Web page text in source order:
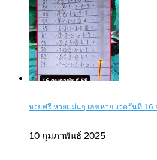
หวยฟรี หวยแม่นๆ เลขหวย งวดวันที่
10 กุมภาพันธ์ 2025